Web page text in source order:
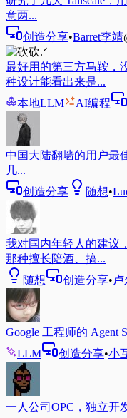
意两...
创造分享•Barret李靖
最好用的第三方马鞍，
种设计能看出来是...
本地LLM
AI编程
中国大陆翻墙的用户最
几...
创造分享
随想•
我对国内年轻人的建议
那种擅长陪酒、搞...
随想
创造分享•卢
Google 工程师的 Agent
LLM
创造分享•小
一人公司OPC，独立开